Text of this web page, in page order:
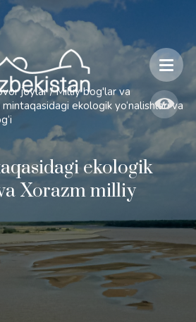
bo'ylab sayohatlarning o'ziga xos jihatlari
joylar/ Milliy bog'lar va
ekologik yo‘nalishlari va
ekologik
Xorazm milliy